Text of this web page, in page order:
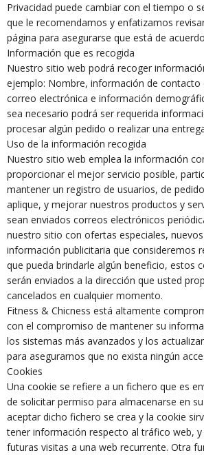
Privacidad puede cambiar con el tiempo o
que le recomendamos y enfatizamos
página para asegurarse que está de
Información que es recogida
Nuestro sitio web podrá recoger
ejemplo: Nombre, información de contacto
correo electrónica e información
sea necesario podrá ser requerida
procesar algún pedido o realizar una
Uso de la información recogida
Nuestro sitio web emplea la información
proporcionar el mejor servicio posible,
mantener un registro de usuarios, de
aplique, y mejorar nuestros productos y
sean enviados correos electrónicos
nuestro sitio con ofertas especiales,
información publicitaria que consideremos
que pueda brindarle algún beneficio, estos
serán enviados a la dirección que usted
cancelados en cualquier momento.
Fitness & Chicness está altamente
con el compromiso de mantener su
los sistemas más avanzados y los
para asegurarnos que no exista ningún
Cookies
Una cookie se refiere a un fichero que es
de solicitar permiso para almacenarse en
aceptar dicho fichero se crea y la cookie
tener información respecto al tráfico web,
futuras visitas a una web recurrente. Otra